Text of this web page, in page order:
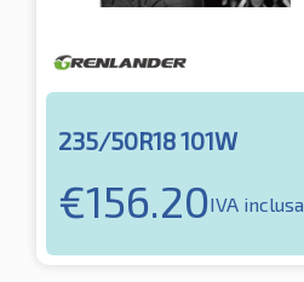
235/50R18 101W
€156.20IVA inclusa